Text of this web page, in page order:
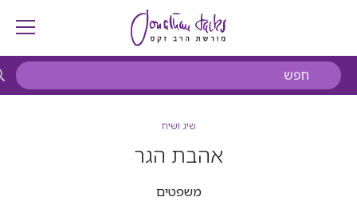
שיג ושיח
אהבת הגר
משפטים